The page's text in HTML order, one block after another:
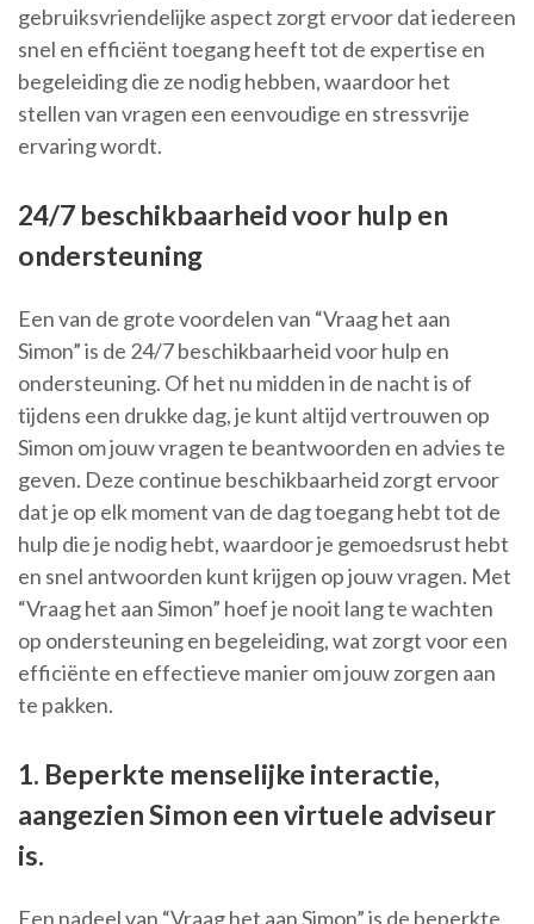
gebruiksvriendelijke aspect zorgt ervoor dat iedereen
snel en efficiënt toegang heeft tot de expertise en
begeleiding die ze nodig hebben, waardoor het
stellen van vragen een eenvoudige en stressvrije
ervaring wordt.
24/7 beschikbaarheid voor hulp en
ondersteuning
Een van de grote voordelen van “Vraag het aan
Simon” is de 24/7 beschikbaarheid voor hulp en
ondersteuning. Of het nu midden in de nacht is of
tijdens een drukke dag, je kunt altijd vertrouwen op
Simon om jouw vragen te beantwoorden en advies te
geven. Deze continue beschikbaarheid zorgt ervoor
dat je op elk moment van de dag toegang hebt tot de
hulp die je nodig hebt, waardoor je gemoedsrust hebt
en snel antwoorden kunt krijgen op jouw vragen. Met
“Vraag het aan Simon” hoef je nooit lang te wachten
op ondersteuning en begeleiding, wat zorgt voor een
efficiënte en effectieve manier om jouw zorgen aan
te pakken.
1. Beperkte menselijke interactie,
aangezien Simon een virtuele adviseur
is.
Een nadeel van “Vraag het aan Simon” is de beperkte